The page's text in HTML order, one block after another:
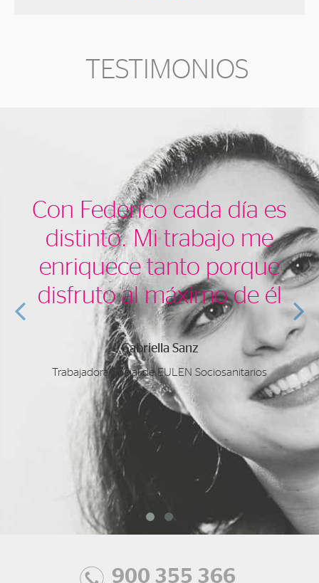
TESTIMONIOS
Con Federico cada día es
distinto. Mi trabajo me
enriquece tanto porque
disfruto al máximo de él
Gabriella Sanz
Trabajadora Social de EULEN Sociosanitarios
900 355 366